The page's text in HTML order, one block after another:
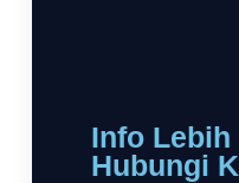
Info Lebih
Hubungi